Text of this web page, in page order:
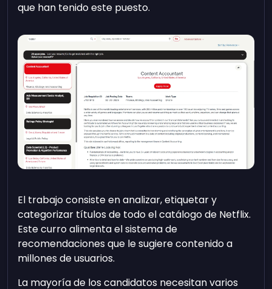
que han tenido este puesto.
El trabajo consiste en analizar, etiquetar y
categorizar títulos de todo el catálogo de Netflix.
Este curro alimenta el sistema de
recomendaciones que le sugiere contenido a
millones de usuarios.
La mayoría de los candidatos necesitan varios